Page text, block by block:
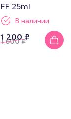
FF 25ml
В наличии
1 200 ₽
1 600₽